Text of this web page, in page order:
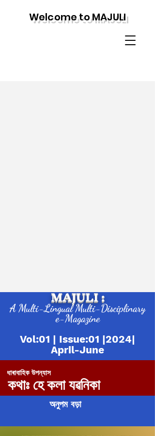
Welcome to MAJULI
MAJULI :
A Multi-Lingual Multi-Disciplinary
e-Magazine
Vol:01 | Issue:01 |2024|
April-June
ধাৰাবাহিক উপন্যাস
কথাঃ হে কলা যৱনিকা
অনুপম বড়া